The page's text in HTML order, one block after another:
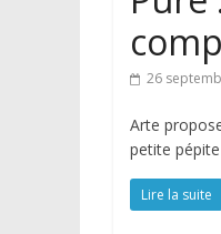
26
Arte
petite pépite
Lire la suite